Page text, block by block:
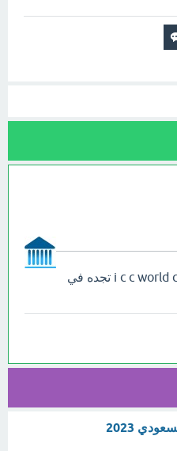
حل سؤال i c c world cup 2023 schedule تجده في
شعار يوم التأسيس السعودي 2023